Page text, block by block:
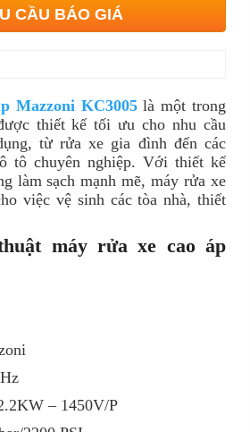
CẦU BÁO GIÁ
Mazzoni KC3005là một trong
thiết kế tối ưu cho nhu cầu
từ rửa xe gia đình đến các
tô chuyên nghiệp. Với thiết kế
làm sạch mạnh mẽ, máy rửa xe
việc vệ sinh các tòa nhà, thiết
máy rửa xe cao áp
– 1450V/P